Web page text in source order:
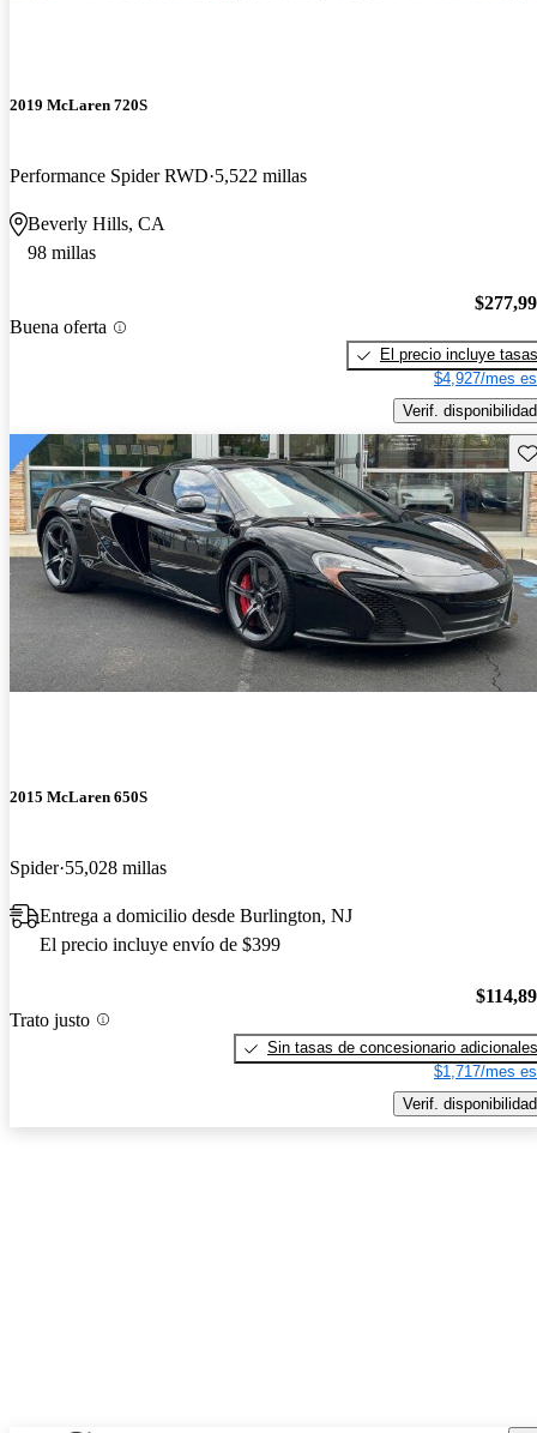
2019 McLaren 720S
Performance Spider RWD 5,522 millas
Beverly Hills, CA
98 millas
Buena oferta
El precio incluye tasas
$4,927/mes
Verif. disponibilidad
2015 McLaren 650S
Spider 55,028 millas
Entrega a domicilio desde Burlington, NJ
El precio incluye envío de $399
Trato justo
Sin tasas de concesionario adicionales
$1,717/mes
Verif. disponibilidad